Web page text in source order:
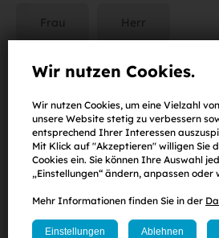
Frau Herr
Vorname
Nachname
E-Mail-Adresse
Wir nutzen Cookies.
Wir nutzen Cookies, um eine Vielzahl
unsere Website stetig zu verbessern
entsprechend Ihrer Interessen
Mit Klick auf "Akzeptieren" willigen Sie
Cookies ein. Sie können Ihre Auswahl
„Einstellungen“ ändern, anpassen oder
Mehr Informationen finden Sie in der
Einstellungen Ablehnen